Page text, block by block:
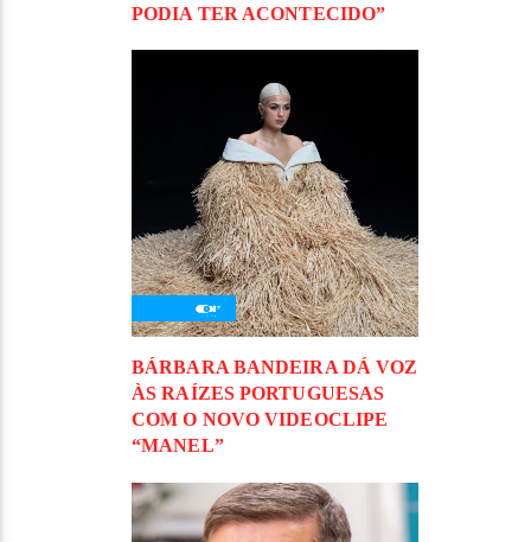
PODIA TER ACONTECIDO”
BÁRBARA BANDEIRA DÁ VOZ
ÀS RAÍZES PORTUGUESAS
COM O NOVO VIDEOCLIPE
“MANEL”